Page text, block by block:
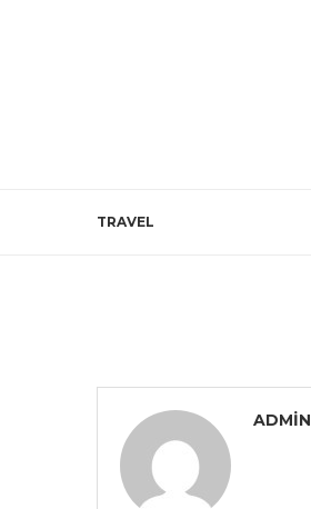
TRAVEL
ADMIN